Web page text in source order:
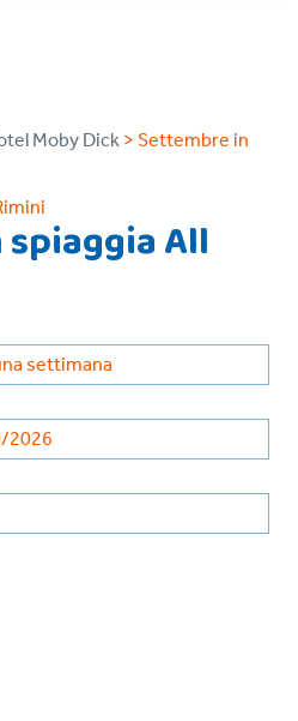
Moby Dick > Settembre in
All
settimana
2026